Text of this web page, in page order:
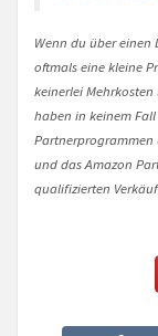
Wenn du über
oftmals eine kleine
keinerlei
haben in keinem
Partnerprogrammen
und das Amazon
qualifizierten